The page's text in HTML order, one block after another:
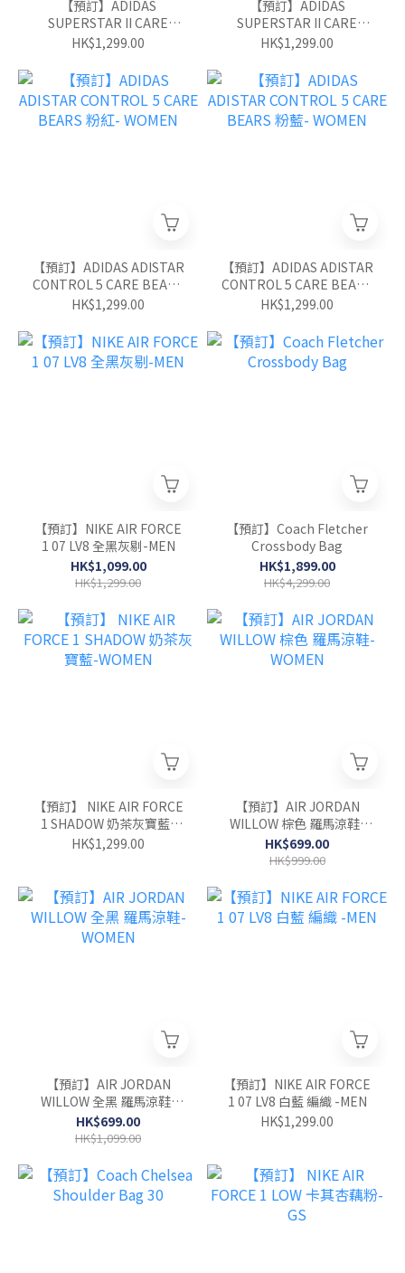
【預訂】ADIDAS
SUPERSTAR II CARE
BEARS 粉紅- WOMEN
HK$1,299.00
【預訂】ADIDAS
SUPERSTAR II CARE
BEARS 粉藍- WOMEN
HK$1,299.00
【預訂】ADIDAS ADISTAR
CONTROL 5 CARE BEARS
粉紅- WOMEN
HK$1,299.00
【預訂】ADIDAS ADISTAR
CONTROL 5 CARE BEARS
粉藍- WOMEN
HK$1,299.00
【預訂】NIKE AIR FORCE
1 07 LV8 全黑灰剔-MEN
HK$1,099.00
HK$1,299.00
【預訂】Coach Fletcher
Crossbody Bag
HK$1,899.00
HK$4,299.00
【預訂】 NIKE AIR FORCE
1 SHADOW 奶茶灰寶藍-
WOMEN
HK$1,299.00
【預訂】AIR JORDAN
WILLOW 棕色 羅馬涼鞋-
WOMEN
HK$699.00
HK$999.00
【預訂】AIR JORDAN
WILLOW 全黑 羅馬涼鞋-
WOMEN
HK$699.00
HK$1,099.00
【預訂】NIKE AIR FORCE
1 07 LV8 白藍 編織 -MEN
HK$1,299.00